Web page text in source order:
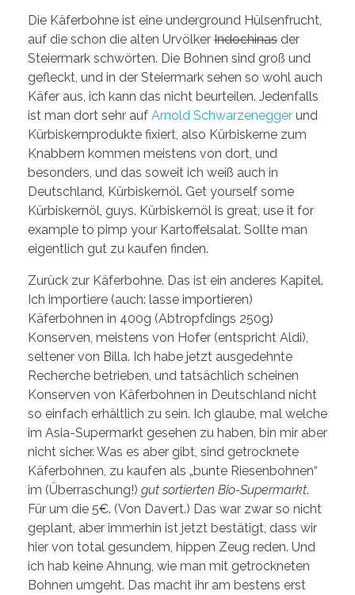
Die Käferbohne ist eine underground Hülsenfrucht,
auf die schon die alten Urvölker Indochinas der
Steiermark schwörten. Die Bohnen sind groß und
gefleckt, und in der Steiermark sehen so wohl auch
Käfer aus, ich kann das nicht beurteilen. Jedenfalls
ist man dort sehr auf Arnold Schwarzenegger und
Kürbiskernprodukte fixiert, also Kürbiskerne zum
Knabbern kommen meistens von dort, und
besonders, und das soweit ich weiß auch in
Deutschland, Kürbiskernöl. Get yourself some
Kürbiskernöl, guys. Kürbiskernöl is great, use it for
example to pimp your Kartoffelsalat. Sollte man
eigentlich gut zu kaufen finden.
Zurück zur Käferbohne. Das ist ein anderes Kapitel.
Ich importiere (auch: lasse importieren)
Käferbohnen in 400g (Abtropfdings 250g)
Konserven, meistens von Hofer (entspricht Aldi),
seltener von Billa. Ich habe jetzt ausgedehnte
Recherche betrieben, und tatsächlich scheinen
Konserven von Käferbohnen in Deutschland nicht
so einfach erhältlich zu sein. Ich glaube, mal welche
im Asia-Supermarkt gesehen zu haben, bin mir aber
nicht sicher. Was es aber gibt, sind getrocknete
Käferbohnen, zu kaufen als „bunte Riesenbohnen“
im (Überraschung!) gut sortierten Bio-Supermarkt.
Für um die 5€. (Von Davert.) Das war zwar so nicht
geplant, aber immerhin ist jetzt bestätigt, dass wir
hier von total gesundem, hippen Zeug reden. Und
ich hab keine Ahnung, wie man mit getrockneten
Bohnen umgeht. Das macht ihr am bestens erst